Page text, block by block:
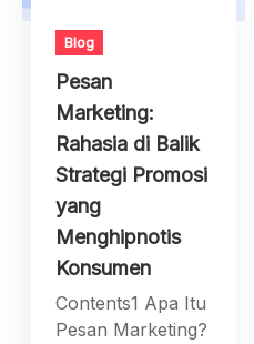
Blog
Pesan
Marketing:
Rahasia di Balik
Strategi Promosi
yang
Menghipnotis
Konsumen
Contents1 Apa Itu
Pesan Marketing?